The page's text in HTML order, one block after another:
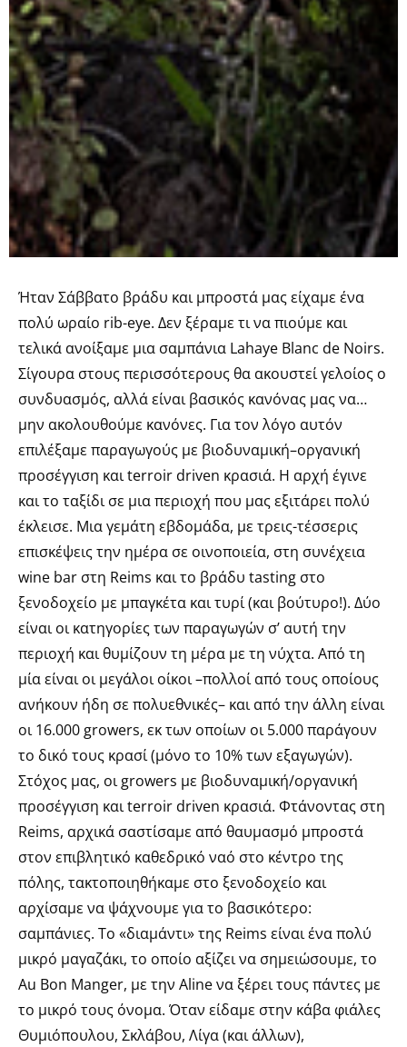
Ήταν Σάββατο βράδυ και μπροστά μας είχαμε ένα
πολύ ωραίο rib-eye. Δεν ξέραμε τι να πιούμε και
τελικά ανοίξαμε μια σαμπάνια Lahaye Blanc de Noirs.
Σίγουρα στους περισσότερους θα ακουστεί γελοίος ο
συνδυασμός, αλλά είναι βασικός κανόνας μας να…
μην ακολουθούμε κανόνες. Για τον λόγο αυτόν
επιλέξαμε παραγωγούς με βιοδυναμική–οργανική
προσέγγιση και terroir driven κρασιά. Η αρχή έγινε
και το ταξίδι σε μια περιοχή που μας εξιτάρει πολύ
έκλεισε. Μια γεμάτη εβδομάδα, με τρεις-τέσσερις
επισκέψεις την ημέρα σε οινοποιεία, στη συνέχεια
wine bar στη Reims και το βράδυ tasting στο
ξενοδοχείο με μπαγκέτα και τυρί (και βούτυρο!). Δύο
είναι οι κατηγορίες των παραγωγών σ’ αυτή την
περιοχή και θυμίζουν τη μέρα με τη νύχτα. Από τη
μία είναι οι μεγάλοι οίκοι –πολλοί από τους οποίους
ανήκουν ήδη σε πολυεθνικές– και από την άλλη είναι
οι 16.000 growers, εκ των οποίων οι 5.000 παράγουν
το δικό τους κρασί (μόνο το 10% των εξαγωγών).
Στόχος μας, οι growers με βιοδυναμική/οργανική
προσέγγιση και terroir driven κρασιά. Φτάνοντας στη
Reims, αρχικά σαστίσαμε από θαυμασμό μπροστά
στον επιβλητικό καθεδρικό ναό στο κέντρο της
πόλης, τακτοποιηθήκαμε στο ξενοδοχείο και
αρχίσαμε να ψάχνουμε για το βασικότερο:
σαμπάνιες. Το «διαμάντι» της Reims είναι ένα πολύ
μικρό μαγαζάκι, το οποίο αξίζει να σημειώσουμε, το
Αu Bon Manger, με την Αline να ξέρει τους πάντες με
το μικρό τους όνομα. Όταν είδαμε στην κάβα φιάλες
Θυμιόπουλου, Σκλάβου, Λίγα (και άλλων),